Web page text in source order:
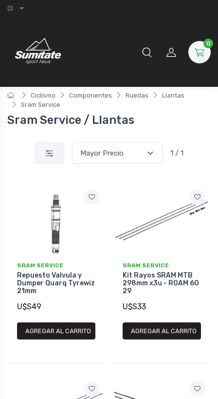
0
Ciclismo Componentes Ruedas
Llantas
Sram Service
Sram Service / Llantas
1 / 1
SRAM SERVICE
Repuesto Valvula y
Dumper Quarq Tyrewiz
21mm
U$S49
AGREGAR AL CARRITO
SRAM SERVICE
Kit Rayos SRAM MTB
298mm x3u - ROAM 60
29
U$S33
AGREGAR AL CARRITO